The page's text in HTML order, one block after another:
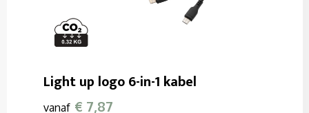
Light up logo 6-in-1 kabel
vanaf € 7,87